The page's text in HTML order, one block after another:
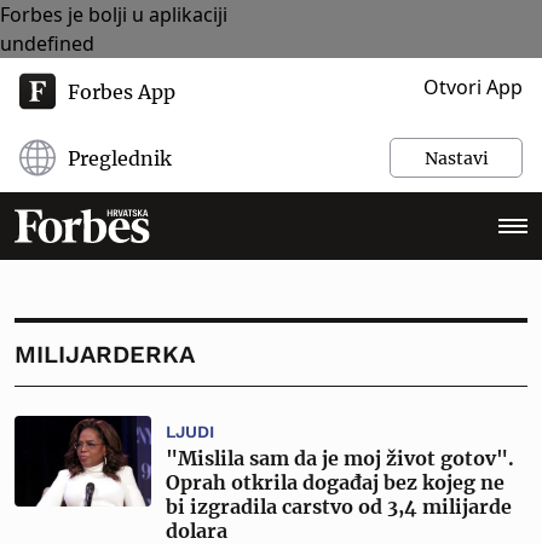
Forbes je bolji u aplikaciji
undefined
Forbes App Otvori App
Preglednik Nastavi
MILIJARDERKA
LJUDI
"Mislila sam da je moj život gotov".
Oprah otkrila događaj bez kojeg ne
bi izgradila carstvo od 3,4 milijarde
dolara